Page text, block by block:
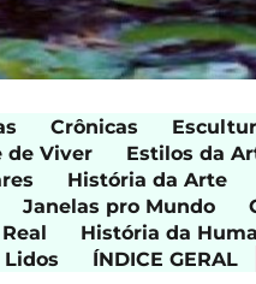
Crônicas
de Viver Estilos da
História da Arte
Janelas pro Mundo
História da
Lidos ÍNDICE GERAL